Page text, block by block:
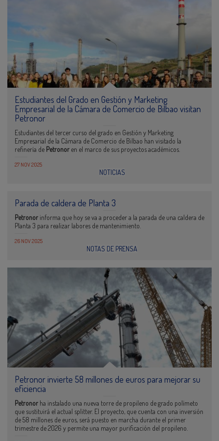
Estudiantes del Grado en Gestión y Marketing
Empresarial de la Cámara de Comercio de Bilbao visitan
Petronor
Estudiantes del tercer curso del grado en Gestión y Marketing
Empresarial de la Cámara de Comercio de Bilbao han visitado la
refinería de Petronor en el marco de sus proyectos académicos.
27 NOV 2025
NOTICIAS
Parada de caldera de Planta 3
Petronor informa que hoy se va a proceder a la parada de una caldera de
Planta 3 para realizar labores de mantenimiento.
26 NOV 2025
NOTAS DE PRENSA
Petronor invierte 58 millones de euros para mejorar su
eficiencia
Petronor ha instalado una nueva torre de propileno de grado polímeto
que sustituirá el actual splitter. El proyecto, que cuenta con una inversión
de 58 millones de euros, será puesto en marcha durante el primer
trimestre de 2026 y permite una mayor purificación del propileno.